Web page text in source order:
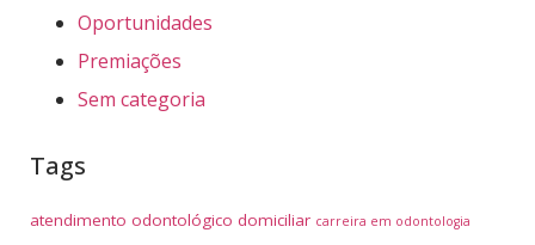
Oportunidades
Premiações
Sem categoria
Tags
atendimento odontológico domiciliar carreira em odontologia